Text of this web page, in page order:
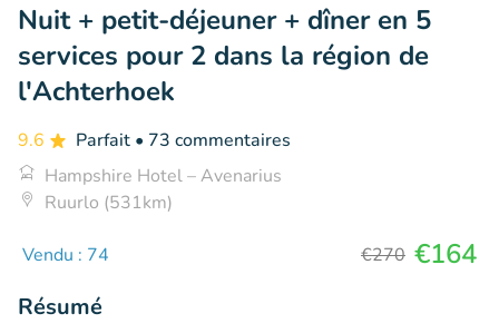
Nuit + petit-déjeuner + dîner en 5
services pour 2 dans la région de
l'Achterhoek
9.6 Parfait • 73 commentaires
Hampshire Hotel – Avenarius
Ruurlo (531km)
Vendu : 74 €270 €164
Résumé